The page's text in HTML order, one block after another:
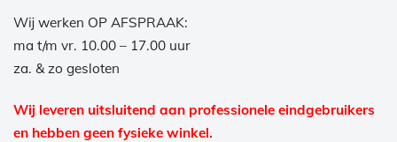
Wij werken OP AFSPRAAK:
ma t/m vr. 10.00 – 17.00 uur
za. & zo gesloten
Wij leveren uitsluitend aan professionele eindgebruikers
en hebben geen fysieke winkel.